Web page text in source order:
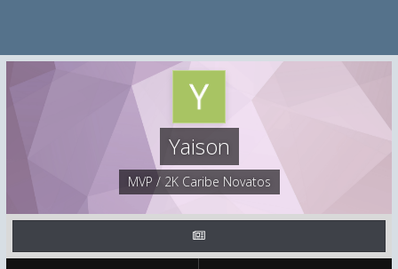
Yaison
MVP / 2K Caribe Novatos